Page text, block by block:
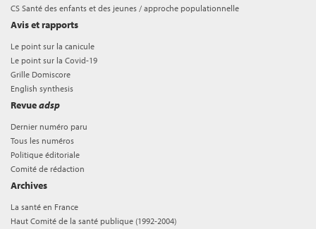
CS Santé des enfants et des jeunes / approche populationnelle
Avis et rapports
Le point sur la canicule
Le point sur la Covid-19
Grille Domiscore
English synthesis
Revueadsp
Dernier numéro paru
Tous les numéros
Politique éditoriale
Comité de rédaction
Archives
La santé en France
Haut Comité de la santé publique (1992-2004)